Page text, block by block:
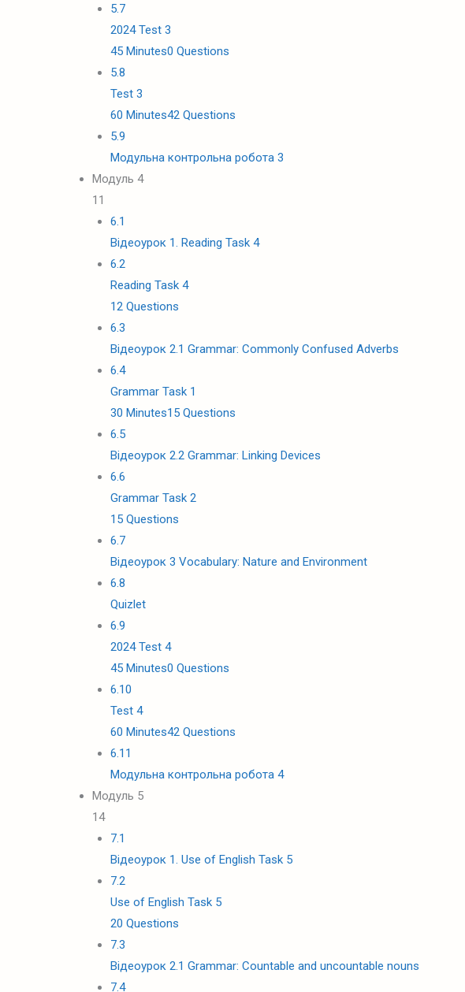
5.7
2024 Test 3
45 Minutes0 Questions
5.8
Test 3
60 Minutes42 Questions
5.9
Модульна контрольна робота 3
Модуль 4
11
6.1
Відеоурок 1. Reading Task 4
6.2
Reading Task 4
12 Questions
6.3
Відеоурок 2.1 Grammar: Commonly Confused Adverbs
6.4
Grammar Task 1
30 Minutes15 Questions
6.5
Відеоурок 2.2 Grammar: Linking Devices
6.6
Grammar Task 2
15 Questions
6.7
Відеоурок 3 Vocabulary: Nature and Environment
6.8
Quizlet
6.9
2024 Test 4
45 Minutes0 Questions
6.10
Test 4
60 Minutes42 Questions
6.11
Модульна контрольна робота 4
Модуль 5
14
7.1
Відеоурок 1. Use of English Task 5
7.2
Use of English Task 5
20 Questions
7.3
Відеоурок 2.1 Grammar: Countable and uncountable nouns
7.4